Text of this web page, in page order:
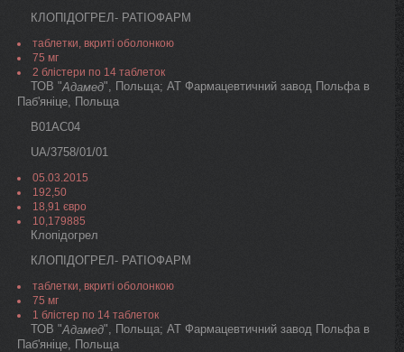
КЛОПІДОГРЕЛ- РАТІОФАРМ
таблетки, вкриті оболонкою
75 мг
2 блістери по 14 таблеток
ТОВ "Адамед", Польща; АТ Фармацевтичний завод Польфа в
Паб'яніце, Польща
B01AC04
UA/3758/01/01
05.03.2015
192,50
18,91 євро
10,179885
Клопідогрел
КЛОПІДОГРЕЛ- РАТІОФАРМ
таблетки, вкриті оболонкою
75 мг
1 блістер по 14 таблеток
ТОВ "Адамед", Польща; АТ Фармацевтичний завод Польфа в
Паб'яніце, Польща